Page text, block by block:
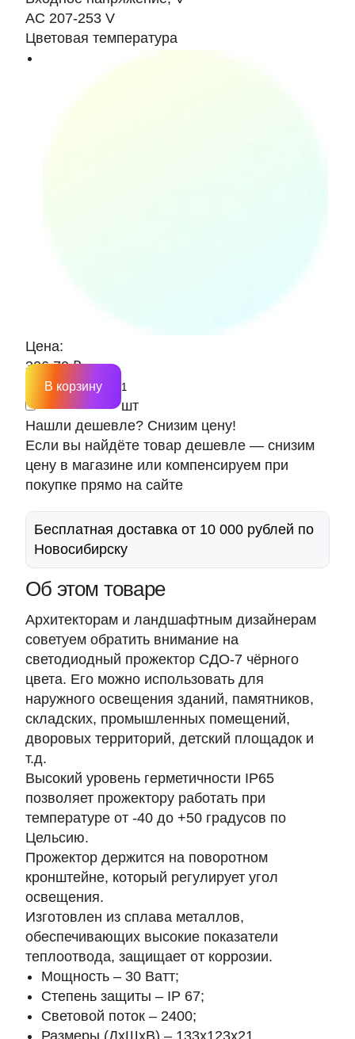
AC 207-253 V
Цветовая температура
Цена:
326.70 ₽
шт
В корзину
Нашли дешевле? Снизим цену!
Если вы найдёте товар дешевле — снизим
цену в магазине или компенсируем при
покупке прямо на сайте
Бесплатная доставка от 10 000 рублей по
Новосибирску
Об этом товаре
Архитекторам и ландшафтным дизайнерам
советуем обратить внимание на
светодиодный прожектор СДО-7 чёрного
цвета. Его можно использовать для
наружного освещения зданий, памятников,
складских, промышленных помещений,
дворовых территорий, детский площадок и
т.д.
Высокий уровень герметичности IP65
позволяет прожектору работать при
температуре от -40 до +50 градусов по
Цельсию.
Прожектор держится на поворотном
кронштейне, который регулирует угол
освещения.
Изготовлен из сплава металлов,
обеспечивающих высокие показатели
теплоотвода, защищает от коррозии.
Мощность – 30 Ватт;
Степень защиты – IP 67;
Световой поток – 2400;
Размеры (ДхШхВ) – 133х123х21.